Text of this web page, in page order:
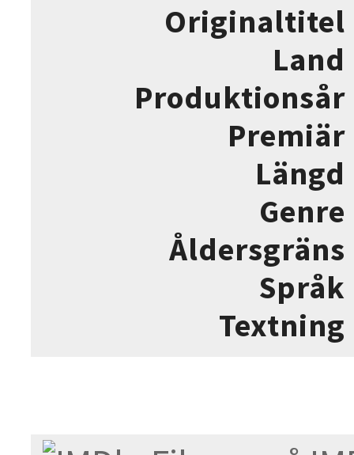
Originaltitel
Land
Produktionsår
Premiär
Längd
Genre
Åldersgräns
Språk
Textning